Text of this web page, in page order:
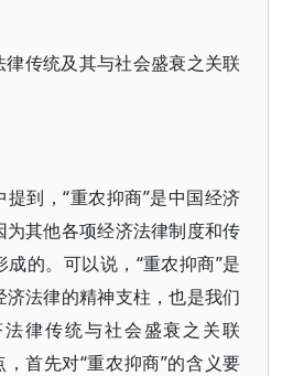
传统及其与社会盛衰之关联
到，“重农抑商”是中国经济
其他各项经济法律制度和传
的。可以说，“重农抑商”是
法律的精神支柱，也是我们
律传统与社会盛衰之关联
首先对“重农抑商”的含义要